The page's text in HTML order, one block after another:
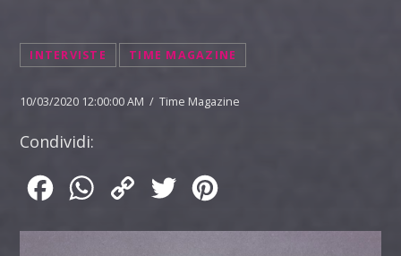
INTERVISTE TIME MAGAZINE
10/03/2020 12:00:00 AM / Time Magazine
Condividi:
FacebookWhatsApp
Copy
Twitter